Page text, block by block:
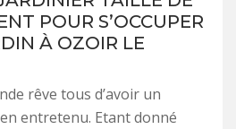
POUR S’OCCUPER
À OZOIR LE
rêve tous d’avoir un
entretenu. Etant donné